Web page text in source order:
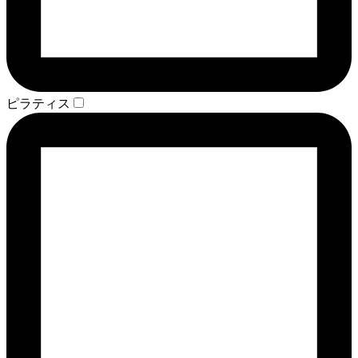
ピラティス